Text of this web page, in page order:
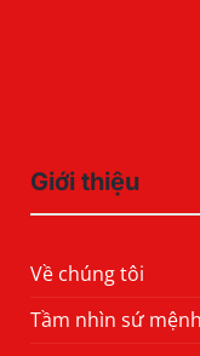
Giới thiệu
Về chúng tôi
Tầm nhìn sứ mệnh